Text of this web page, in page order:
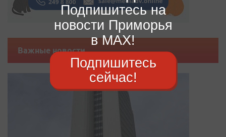
Важные новости
Подпишитесь на
новости Приморья
в MAX!
Подпишитесь
сейчас!